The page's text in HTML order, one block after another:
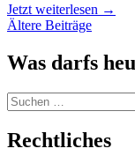
Jetzt weiterlesen
als
Mini-
→
Ältere Beiträge
Was darfs
Suchen
nach:
Rechtliches